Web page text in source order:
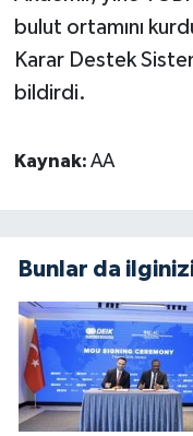
bulut ortamını
Karar Destek
bildirdi.
Kaynak: AA
Bunlar da